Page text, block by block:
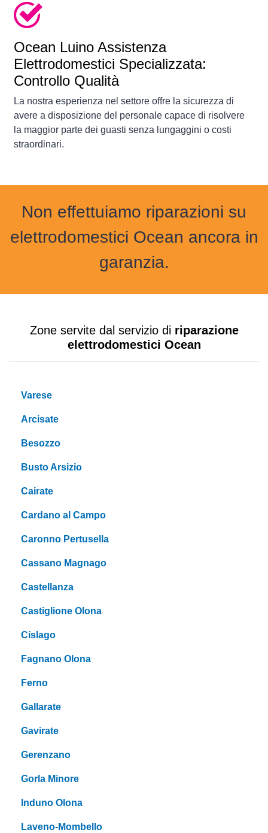
Ocean Luino Assistenza
Elettrodomestici Specializzata:
Controllo Qualità
La nostra esperienza nel settore offre la sicurezza di
avere a disposizione del personale capace di risolvere
la maggior parte dei guasti senza lungaggini o costi
straordinari.
Non effettuiamo riparazioni su
elettrodomestici Ocean ancora in
garanzia.
Zone servite dal servizio di riparazione
elettrodomestici Ocean
Varese
Arcisate
Besozzo
Busto Arsizio
Cairate
Cardano al Campo
Caronno Pertusella
Cassano Magnago
Castellanza
Castiglione Olona
Cislago
Fagnano Olona
Ferno
Gallarate
Gavirate
Gerenzano
Gorla Minore
Induno Olona
Laveno-Mombello